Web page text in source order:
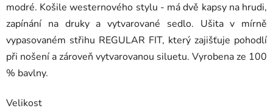
modré. Košile westernového stylu - má dvě kapsy na hrudi,
zapínání na druky a vytvarované sedlo. Ušita v mírně
vypasovaném střihu REGULAR FIT, který zajišťuje pohodlí
při nošení a zároveň vytvarovanou siluetu. Vyrobena ze 100
% bavlny.
Velikost